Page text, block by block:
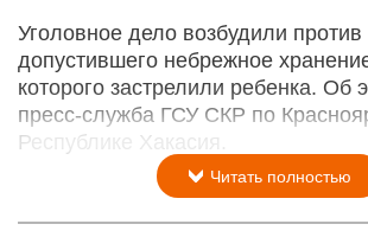
Уголовное дело возбудили
допустившего небрежное
которого застрелили ребенка. Об
пресс-служба ГСУ СКР по
Республике Хакасия.
Читать полностью